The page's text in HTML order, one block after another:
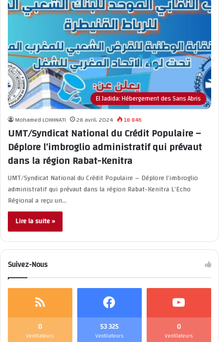
El Jadida: Hébergement des Sans Abris
Mohamed LOKHNATI 28 avril، 2024 18 846
UMT/Syndicat National du Crédit Populaire –
Déplore l’imbroglio administratif qui prévaut
dans la région Rabat-Kenitra
UMT/Syndicat National du Crédit Populaire – Déplore l’imbroglio
administratif qui prévaut dans la région Rabat-Kenitra L’Echo
Régional a reçu un…
Lire la suite »
Suivez-Nous
0
Ventilateurs
53 325
Ventilateurs
0
Ventilateurs